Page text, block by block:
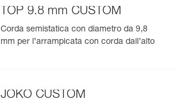
TOP 9.8 mm CUSTOM
Corda semistatica con diametro da 9,8
mm per l’arrampicata con corda dall’alto
JOKO CUSTOM